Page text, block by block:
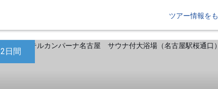
ツアー情報を
2日間